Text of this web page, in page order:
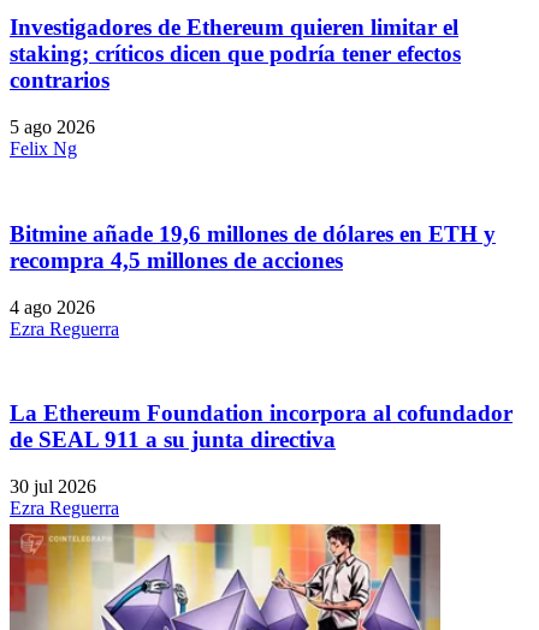
Investigadores de Ethereum quieren limitar el
staking; críticos dicen que podría tener efectos
contrarios
5 ago 2026
Felix Ng
Bitmine añade 19,6 millones de dólares en ETH y
recompra 4,5 millones de acciones
4 ago 2026
Ezra Reguerra
La Ethereum Foundation incorpora al cofundador
de SEAL 911 a su junta directiva
30 jul 2026
Ezra Reguerra